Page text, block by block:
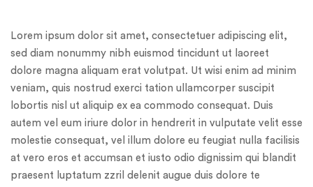
Lorem ipsum dolor sit amet, consectetuer adipiscing elit,
sed diam nonummy nibh euismod tincidunt ut laoreet
dolore magna aliquam erat volutpat. Ut wisi enim ad minim
veniam, quis nostrud exerci tation ullamcorper suscipit
lobortis nisl ut aliquip ex ea commodo consequat. Duis
autem vel eum iriure dolor in hendrerit in vulputate velit esse
molestie consequat, vel illum dolore eu feugiat nulla facilisis
at vero eros et accumsan et iusto odio dignissim qui blandit
praesent luptatum zzril delenit augue duis dolore te